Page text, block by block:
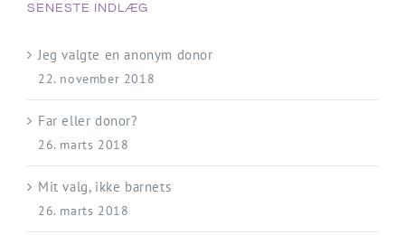
SENESTE INDLÆG
Jeg valgte en anonym donor
22. november 2018
Far eller donor?
26. marts 2018
Mit valg, ikke barnets
26. marts 2018